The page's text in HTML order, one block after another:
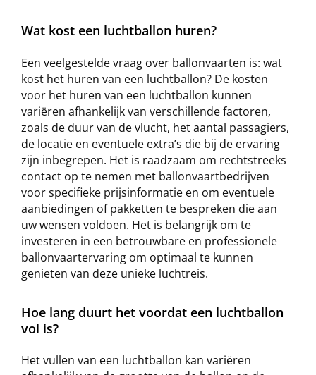
Wat kost een luchtballon huren?
Een veelgestelde vraag over ballonvaarten is: wat
kost het huren van een luchtballon? De kosten
voor het huren van een luchtballon kunnen
variëren afhankelijk van verschillende factoren,
zoals de duur van de vlucht, het aantal passagiers,
de locatie en eventuele extra’s die bij de ervaring
zijn inbegrepen. Het is raadzaam om rechtstreeks
contact op te nemen met ballonvaartbedrijven
voor specifieke prijsinformatie en om eventuele
aanbiedingen of pakketten te bespreken die aan
uw wensen voldoen. Het is belangrijk om te
investeren in een betrouwbare en professionele
ballonvaartervaring om optimaal te kunnen
genieten van deze unieke luchtreis.
Hoe lang duurt het voordat een luchtballon
vol is?
Het vullen van een luchtballon kan variëren